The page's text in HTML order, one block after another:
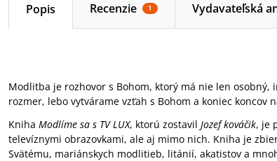
Popis Recenzie 1 Vydavateľská
Modlitba je rozhovor s Bohom, ktorý má nie len
rozmer, lebo vytvárame vzťah s Bohom a koniec koncov
Kniha Modlíme sa s TV LUX, ktorú zostavil Jozef kováčik, je
televíznymi obrazovkami, ale aj mimo nich. Kniha je
Svätému, mariánskych modlitieb, litánií, akatistov a